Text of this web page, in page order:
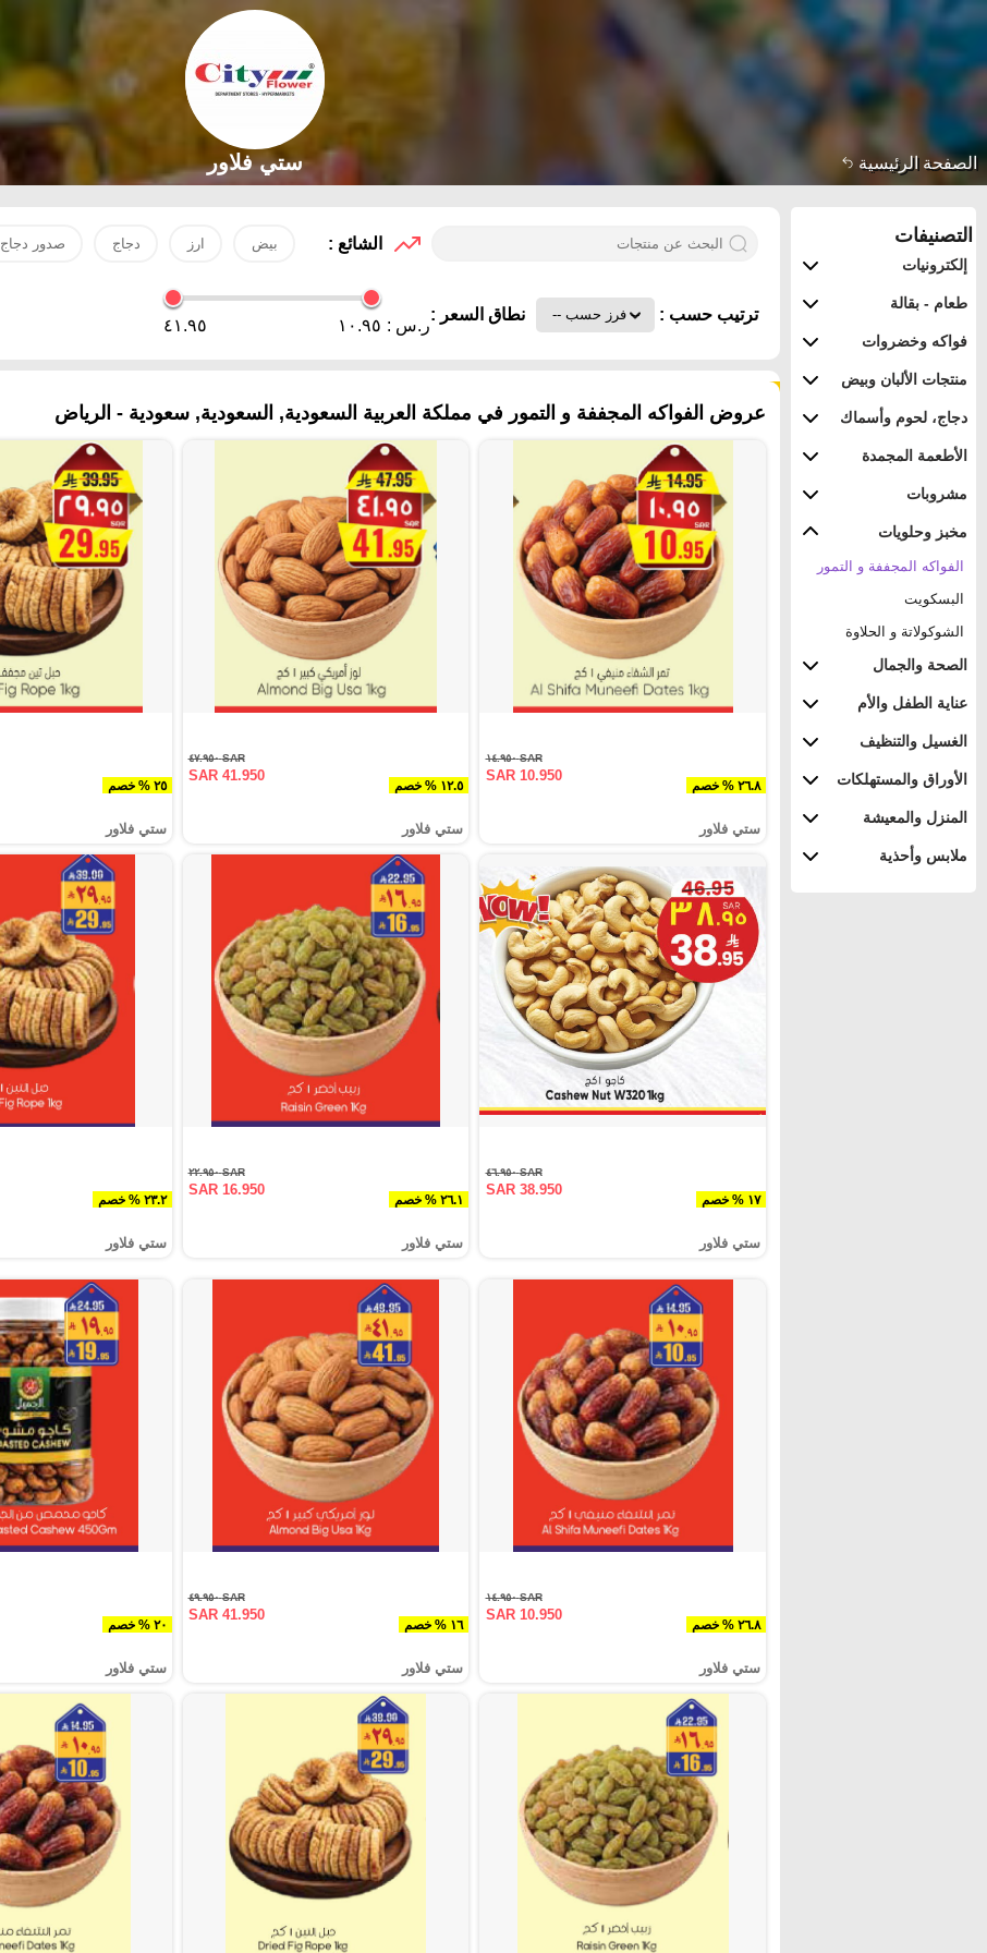
الصفحة الرئيسية ستي فلاور
التصنيفات
إلكترونيات
طعام - بقالة
فواكه وخضروات
منتجات الألبان وبيض
دجاج، لحوم وأسماك
الأطعمة المجمدة
مشروبات
مخبز وحلويات
الفواكه المجففة و التمور
البسكويت
الشوكولاتة و الحلاوة
الصحة والجمال
عناية الطفل والأم
الغسيل والتنظيف
الأوراق والمستهلكات
المنزل والمعيشة
ملابس وأحذية
الشائع : بيض ارز دجاج صدور دجاج
ترتيب حسب : نطاق السعر :
ر.س : ١٠.٩٥ ٤١.٩٥
عروض الفواكه المجففة و التمور في مملكة العربية السعودية, السعودية, سعودية - الرياض
٢٦.٨ % خصم
SAR ١٤.٩٥٠
SAR 10.950
ستي فلاور
١٢.٥ % خصم
SAR ٤٧.٩٥٠
SAR 41.950
ستي فلاور
٢٥ % خصم
ستي فلاور
١٧ % خصم
SAR ٤٦.٩٥٠
SAR 38.950
ستي فلاور
٢٦.١ % خصم
SAR ٢٢.٩٥٠
SAR 16.950
ستي فلاور
٢٣.٢ % خصم
ستي فلاور
٢٦.٨ % خصم
SAR ١٤.٩٥٠
SAR 10.950
ستي فلاور
١٦ % خصم
SAR ٤٩.٩٥٠
SAR 41.950
ستي فلاور
٢٠ % خصم
ستي فلاور